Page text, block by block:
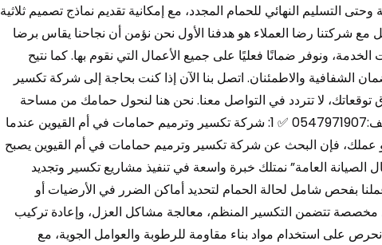
وحتى التسليم النهائي للحمام المجدد، مع إمكانية تقديم نماذج تصميم ثلاثية
مع شركتنا رضا العملاء هو هدفنا الأول نحن نؤمن أن نجاحنا يقاس برضا
ونوفر ضمانًا فعليًا على جميع الأعمال التي نقوم بها. كما نتيح
الشفافية والاطمئنان. اتصل بنا الآن إذا كنت بحاجة إلى شركة تكسير
توقعاتك، لا تتردد في التواصل معنا. نحن هنا لنحول حمامك من مساحة
تقليدية إلى ركن من الرفاهية والراحة. 📞 الهاتف:0547971907 ✅ 1: شركة تكسير وترميم حمامات في أم القيوين عندما
عملك، فإن البحث عن شركة تكسير وترميم حمامات في أم القيوين يصبح
الصيانة العامة” نمتلك خبرة واسعة في تنفيذ مشاريع تكسير وتجديد
عملنا بفحص شامل لحالة الحمام لتحديد أماكن الضرر في الأرضيات أو
تتضمن التكسير المنظم، معالجة مشاكل العزل، وإعادة تركيب
على استخدام مواد بناء مقاومة للرطوبة والعوامل الجوية، مع